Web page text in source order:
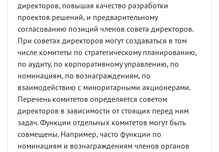
директоров, повышая качество разработки
проектов решений, и предварительному
согласованию позиций членов совета директоров.
При советах директоров могут создаваться в том
числе комитеты по стратегическому планированию,
по аудиту, по корпоративному управлению, по
номинациям, по вознаграждениям, по
взаимодействию с миноритарными акционерами.
Перечень комитетов определяется советом
директоров в зависимости от стоящих перед ним
задач. Функции отдельных комитетов могут быть
совмещены. Например, часто функции по
номинациям и вознаграждениям членов органов